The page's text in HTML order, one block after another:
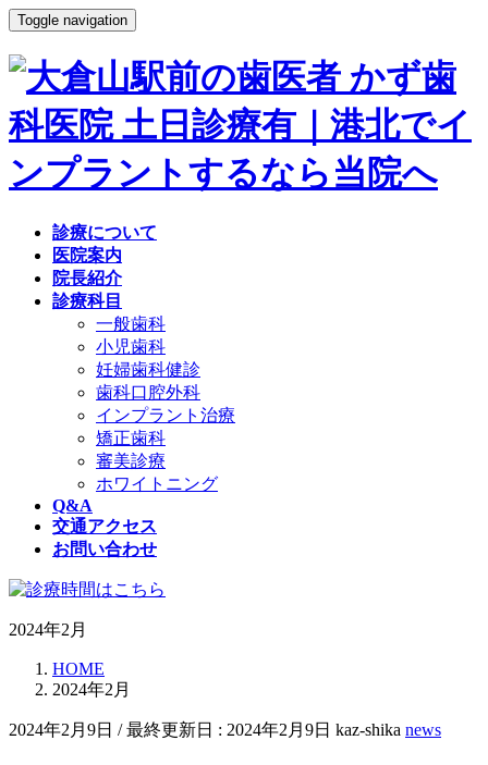
Toggle navigation
診療について
医院案内
院長紹介
診療科目
一般歯科
小児歯科
妊婦歯科健診
歯科口腔外科
インプラント治療
矯正歯科
審美診療
ホワイトニング
Q&A
交通アクセス
お問い合わせ
2024年2月
HOME
2024年2月
2024年2月9日 / 最終更新日 : 2024年2月9日 kaz-shika news